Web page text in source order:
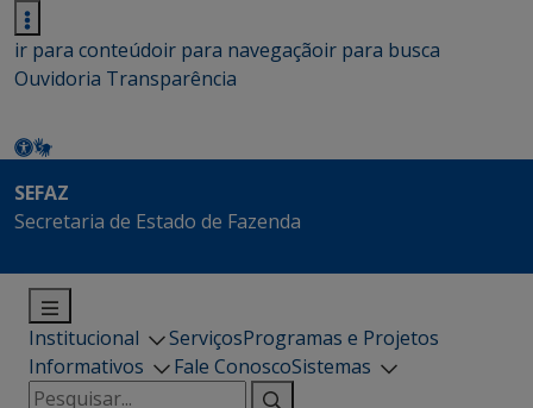
ir para conteúdoir para navegaçãoir para busca
Ouvidoria Transparência
SEFAZ
Secretaria de Estado de Fazenda
Institucional ServiçosProgramas e Projetos
Informativos
Fale ConoscoSistemas
Pesquisar